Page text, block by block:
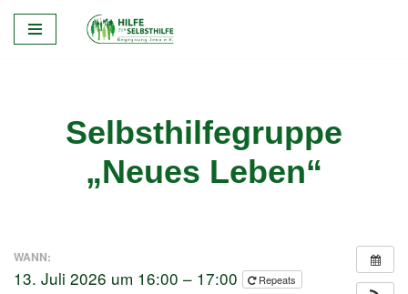
Zum
Selbsthilfegruppe
„Neues Leben“
WANN:
13. Juli 2026 um 16:00 – 17:00 Repeats